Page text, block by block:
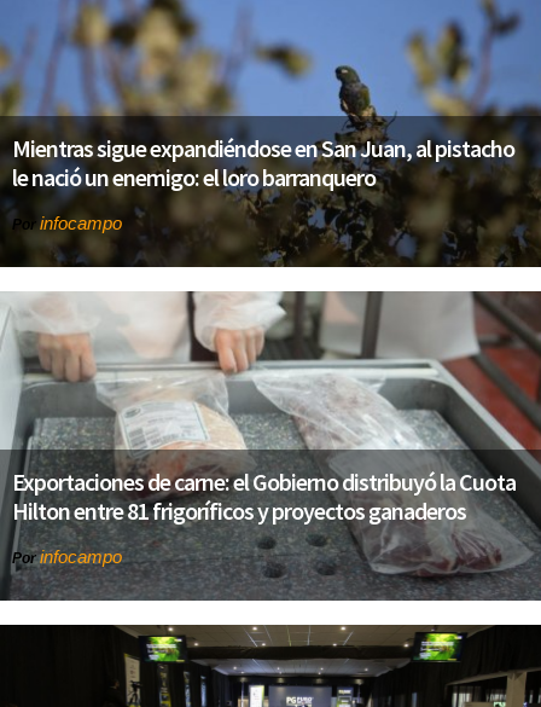
Mientras sigue expandiéndose en San Juan, al pistacho
le nació un enemigo: el loro barranquero
Por infocampo
Exportaciones de carne: el Gobierno distribuyó la Cuota
Hilton entre 81 frigoríficos y proyectos ganaderos
Porinfocampo